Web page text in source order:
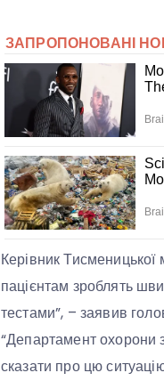
Керівник
пацієнтам зроблять
тестами”, – заявив
“Департамент охорони
сказати про цю